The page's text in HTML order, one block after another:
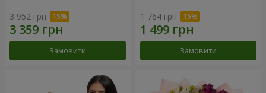
3 952 грн
Замовити
1 764 грн
Замовити